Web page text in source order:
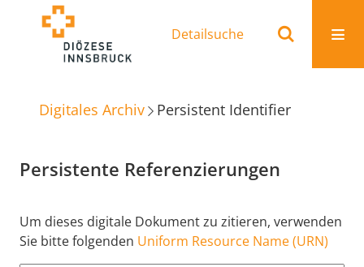
Detailsuche
Digitales Archiv Persistent Identifier
Persistente Referenzierungen
Um dieses digitale Dokument zu zitieren, verwenden
Sie bitte folgenden Uniform Resource Name (URN)